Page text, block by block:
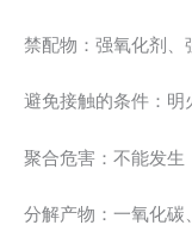
禁配物：强氧化剂、
避免接触的条件：明
聚合危害：不能发生
分解产物：一氧化碳